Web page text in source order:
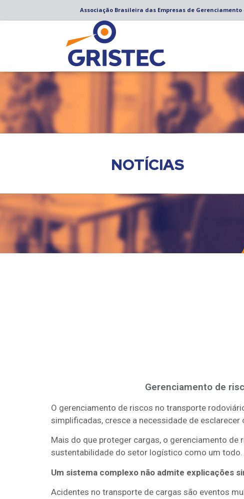
Associação Brasileira das Empresas de
NOTÍCIAS
Gerenciamento de
O gerenciamento de riscos no transporte
simplificadas, cresce a necessidade de
Mais do que proteger cargas, o gerenciamento de
sustentabilidade do setor logístico como um todo.
Um sistema complexo não admite explicações
Acidentes no transporte de cargas são eventos